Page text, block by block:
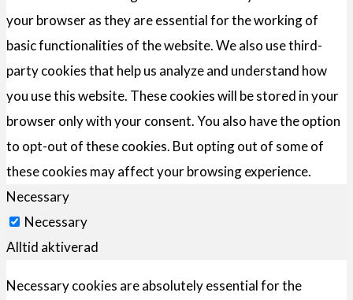
your browser as they are essential for the working of
basic functionalities of the website. We also use third-
party cookies that help us analyze and understand how
you use this website. These cookies will be stored in your
browser only with your consent. You also have the option
to opt-out of these cookies. But opting out of some of
these cookies may affect your browsing experience.
Necessary
Necessary
Alltid aktiverad
Necessary cookies are absolutely essential for the